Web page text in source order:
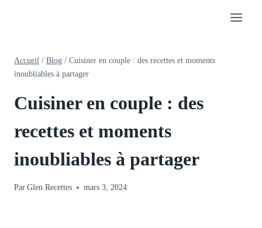
Accueil / Blog / Cuisiner en couple : des recettes et moments
inoubliables à partager
Cuisiner en couple : des
recettes et moments
inoubliables à partager
Par Glen Recettes mars 3, 2024